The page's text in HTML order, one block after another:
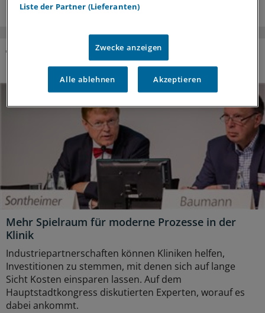
SONDERBERICHTE ZUM THEMA
Mehr Spielraum für moderne Prozesse in der
Klinik
Industriepartnerschaften können Kliniken helfen,
Investitionen zu stemmen, mit denen sich auf lange
Sicht Kosten einsparen lassen. Auf dem
Hauptstadtkongress diskutierten Experten, worauf es
dabei ankommt.
Liste der Partner (Lieferanten)
Zwecke anzeigen
Alle ablehnen Akzeptieren